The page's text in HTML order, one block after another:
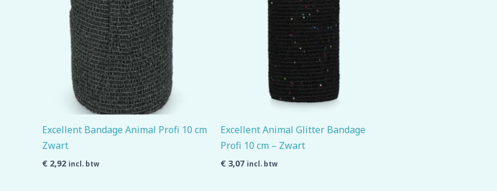
Excellent Bandage Animal Profi 10 cm
Zwart
€ 2,92 incl. btw
Excellent Animal Glitter Bandage
Profi 10 cm – Zwart
€ 3,07 incl. btw